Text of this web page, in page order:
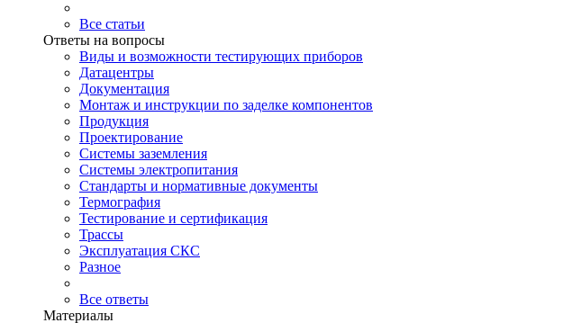
Все статьи
Ответы на вопросы
Виды и возможности тестирующих приборов
Датацентры
Документация
Монтаж и инструкции по заделке компонентов
Продукция
Проектирование
Системы заземления
Системы электропитания
Стандарты и нормативные документы
Термография
Тестирование и сертификация
Трассы
Эксплуатация СКС
Разное
Все ответы
Материалы